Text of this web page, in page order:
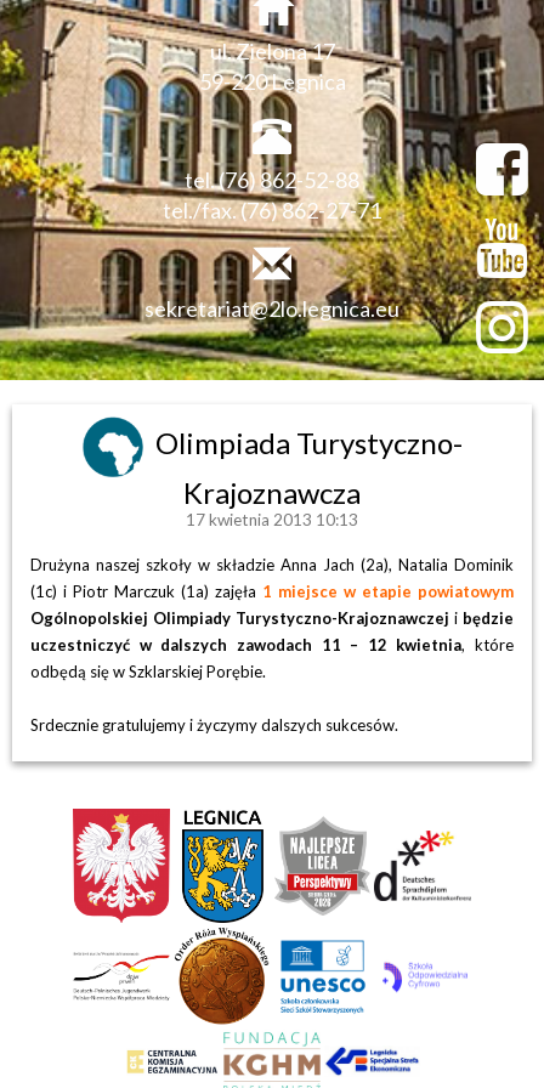
ul. Zielona 17
59-220 Legnica
tel. (76) 862-52-88
tel./fax. (76) 862-27-71
sekretariat@2lo.legnica.eu
Olimpiada Turystyczno-
Krajoznawcza
17 kwietnia 2013 10:13
Drużyna naszej szkoły w składzie Anna Jach (2a), Natalia Dominik
(1c) i Piotr Marczuk (1a) zajęła 1 miejsce w etapie powiatowym
Ogólnopolskiej Olimpiady Turystyczno-Krajoznawczej i będzie
uczestniczyć w dalszych zawodach 11 – 12 kwietnia, które
odbędą się w Szklarskiej Porębie.
Srdecznie gratulujemy i życzymy dalszych sukcesów.